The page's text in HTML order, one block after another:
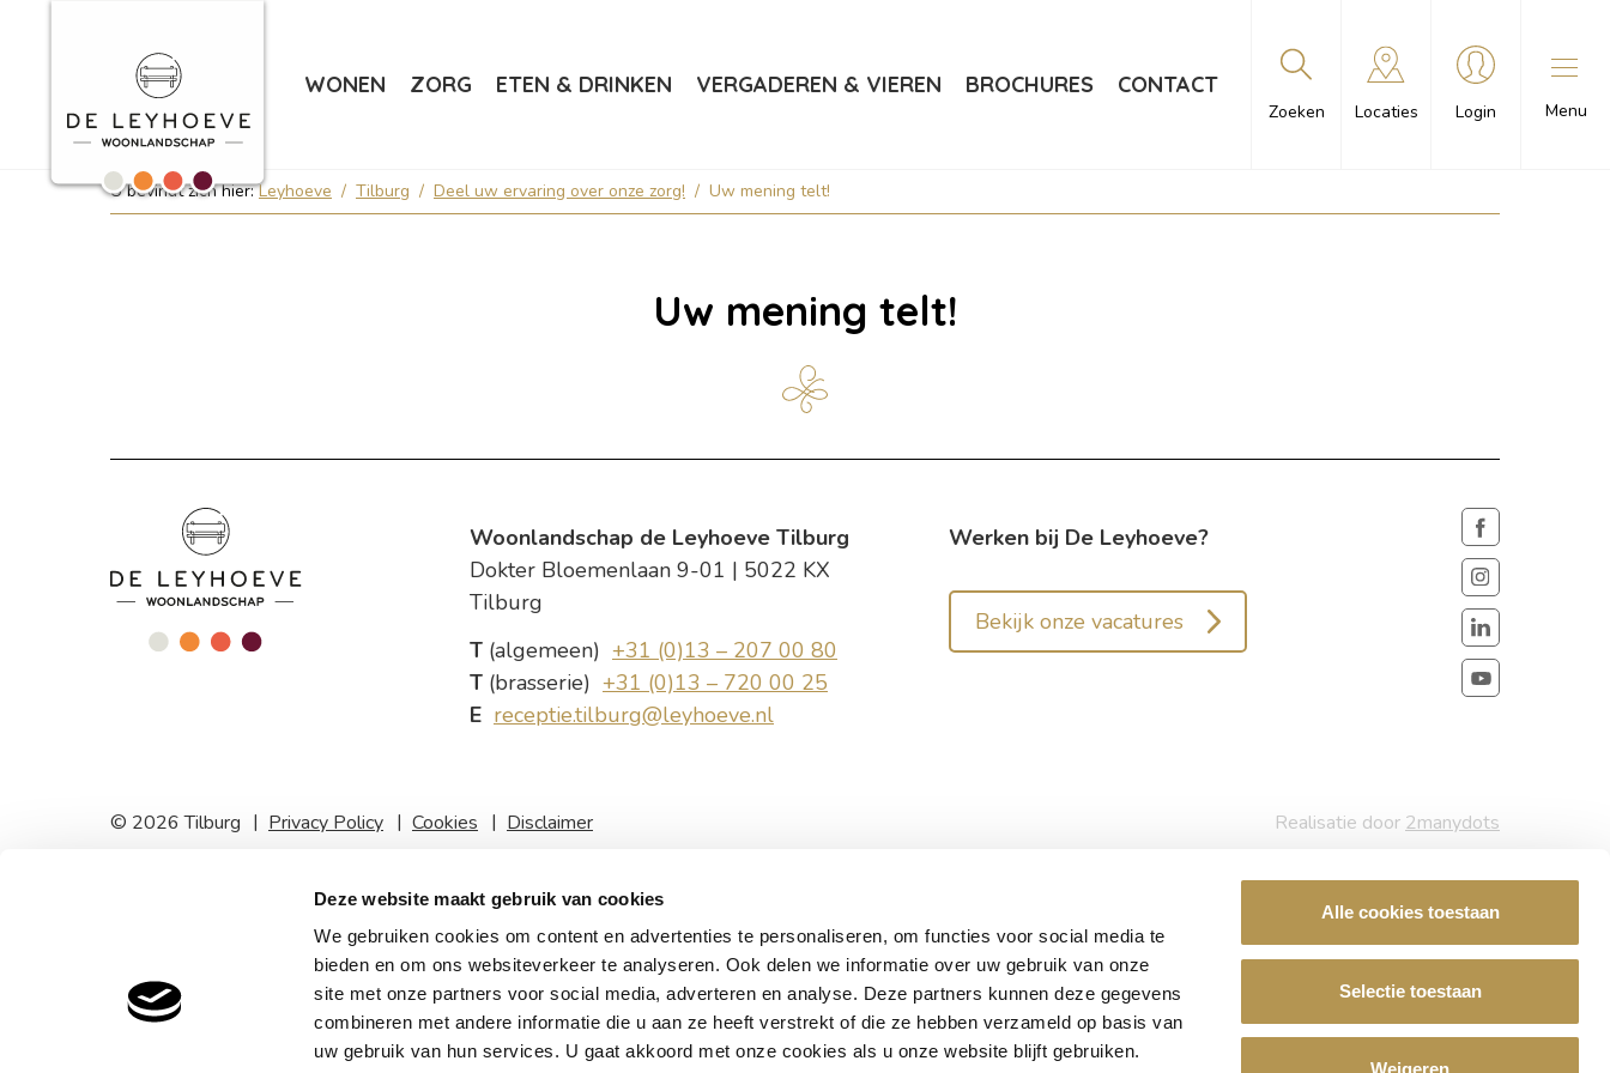
Deze website maakt gebruik van cookies
We gebruiken cookies om content en advertenties te personaliseren, om functies voor social media te
bieden en om ons websiteverkeer te analyseren. Ook delen we informatie over uw gebruik van onze
site met onze partners voor social media, adverteren en analyse. Deze partners kunnen deze gegevens
combineren met andere informatie die u aan ze heeft verstrekt of die ze hebben verzameld op basis van
uw gebruik van hun services. U gaat akkoord met onze cookies als u onze website blijft gebruiken.
Alle cookies toestaan
Selectie toestaan
Weigeren
WONEN ZORG ETEN & DRINKEN VERGADEREN & VIEREN BROCHURES CONTACT
Zoeken Locaties Login Menu
U bevindt zich hier:Leyhoeve / Tilburg / Deel uw ervaring over onze zorg! / Uw mening telt!
Uw mening telt!
Woonlandschap de Leyhoeve Tilburg
Dokter Bloemenlaan 9-01 | 5022 KX
Tilburg
T (algemeen) +31 (0)13 – 207 00 80
T (brasserie) +31 (0)13 – 720 00 25
E receptie.tilburg@leyhoeve.nl
Werken bij De Leyhoeve?
Bekijk onze vacatures
© 2026 Tilburg Privacy Policy Cookies Disclaimer Realisatie door 2manydots